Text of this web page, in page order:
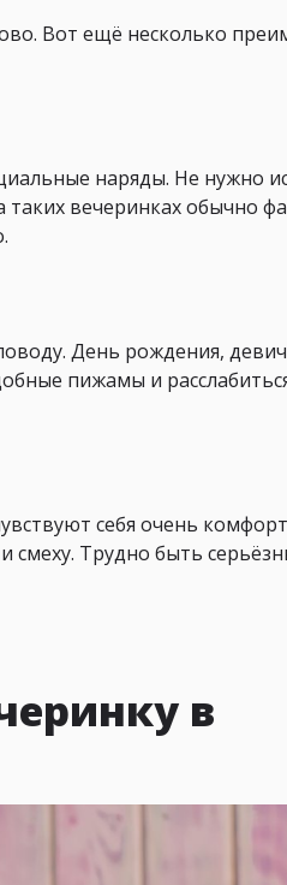
Вот ещё несколько
наряды. Не нужно
вечеринках обычно
День рождения,
пижамы и
себя очень
Трудно быть
в